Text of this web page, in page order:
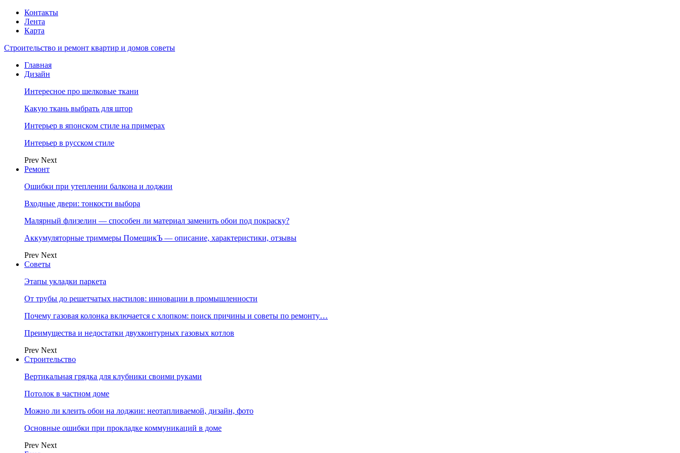
Контакты
Лента
Карта
Строительство и ремонт квартир и домов советы
Главная
Дизайн
Интересное про шелковые ткани
Какую ткань выбрать для штор
Интерьер в японском стиле на примерах
Интерьер в русском стиле
Prev Next
Ремонт
Ошибки при утеплении балкона и лоджии
Входные двери: тонкости выбора
Малярный флизелин — способен ли материал заменить обои под покраску?
Аккумуляторные триммеры ПомещикЪ — описание, характеристики, отзывы
Prev Next
Советы
Этапы укладки паркета
От трубы до решетчатых настилов: инновации в промышленности
Почему газовая колонка включается с хлопком: поиск причины и советы по ремонту…
Преимущества и недостатки двухконтурных газовых котлов
Prev Next
Строительство
Вертикальная грядка для клубники своими руками
Потолок в частном доме
Можно ли клеить обои на лоджии: неотапливаемой, дизайн, фото
Основные ошибки при прокладке коммуникаций в доме
Prev Next